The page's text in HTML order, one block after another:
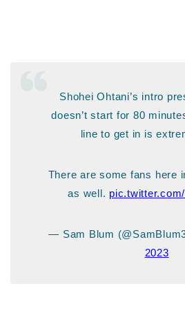
Shohei Ohtani’s intro
doesn’t start for 80
line to get in is
There are some fans here
as well.
— Sam Blum
2023